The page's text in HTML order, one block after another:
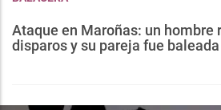
Ataque en Maroñas: un hombre
disparos y su pareja fue